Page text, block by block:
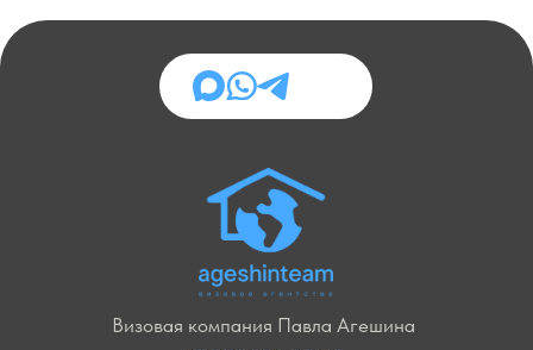
ИНДИВИДУАЛЬНЫЙ ПРЕДПРИНИМАТЕЛЬ
АГЕШИН ПАВЕЛ СЕРГЕЕВИЧ
Визовая компания Павла Агешина
Ежедневная подача и получение с 2018 года
®Товарный знак зарегистрирован
ВНЖ • Визы • Иностранный счёт
Получить консультацию